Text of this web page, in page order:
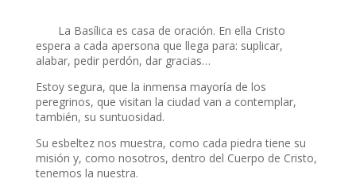
La Basílica es casa de oración. En ella Cristo
espera a cada apersona que llega para: suplicar,
alabar, pedir perdón, dar gracias…
Estoy segura, que la inmensa mayoría de los
peregrinos, que visitan la ciudad van a contemplar,
también, su suntuosidad.
Su esbeltez nos muestra, como cada piedra tiene su
misión y, como nosotros, dentro del Cuerpo de Cristo,
tenemos la nuestra.